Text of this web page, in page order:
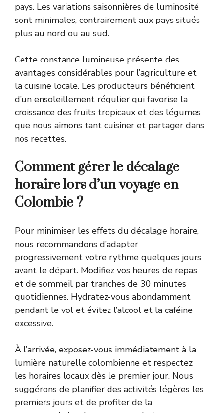
pays. Les variations saisonnières de luminosité
sont minimales, contrairement aux pays situés
plus au nord ou au sud.
Cette constance lumineuse présente des
avantages considérables pour l’agriculture et
la cuisine locale. Les producteurs bénéficient
d’un ensoleillement régulier qui favorise la
croissance des fruits tropicaux et des légumes
que nous aimons tant cuisiner et partager dans
nos recettes.
Comment gérer le décalage
horaire lors d’un voyage en
Colombie ?
Pour minimiser les effets du décalage horaire,
nous recommandons d’adapter
progressivement votre rythme quelques jours
avant le départ. Modifiez vos heures de repas
et de sommeil par tranches de 30 minutes
quotidiennes. Hydratez-vous abondamment
pendant le vol et évitez l’alcool et la caféine
excessive.
À l’arrivée, exposez-vous immédiatement à la
lumière naturelle colombienne et respectez
les horaires locaux dès le premier jour. Nous
suggérons de planifier des activités légères les
premiers jours et de profiter de la